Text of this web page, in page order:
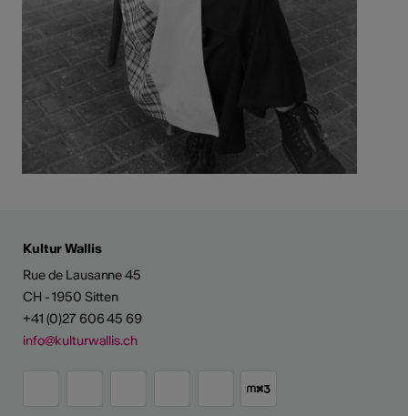
Kultur Wallis
Rue de Lausanne 45
CH - 1950 Sitten
+41 (0)27 606 45 69
info@kulturwallis.ch